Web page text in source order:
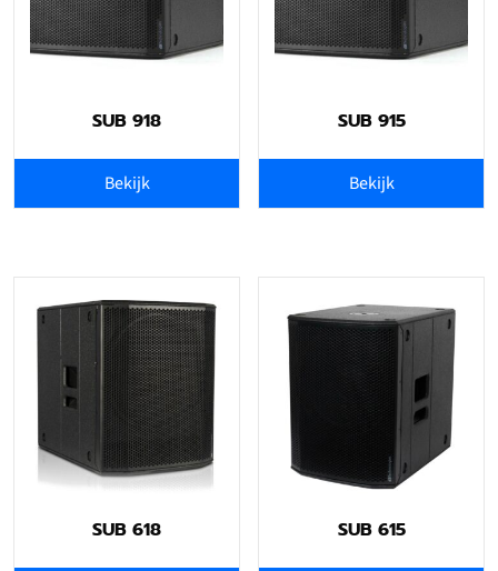
SUB 918
Bekijk
SUB 915
Bekijk
SUB 618 SUB 615